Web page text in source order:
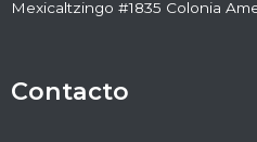
Mexicaltzingo #1835 Colonia
Contacto